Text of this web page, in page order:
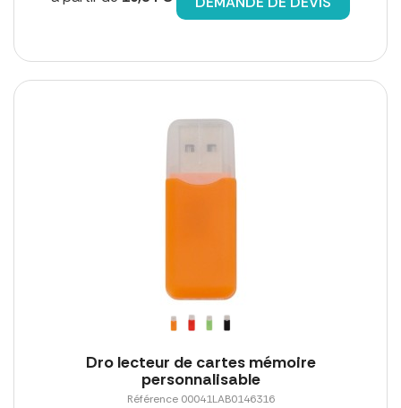
Dro lecteur de cartes mémoire
personnalisable
Référence 00041LAB0146316